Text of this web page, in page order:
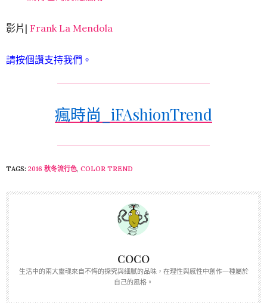
影片| Frank La Mendola
請按個讚支持我們。
瘋時尚_iFAshionTrend
TAGS: 2016 秋冬流行色, COLOR TREND
COCO
生活中的兩大靈魂來自不悔的探究與細膩的品味，在理性與感性中創作一種屬於
自己的風格。